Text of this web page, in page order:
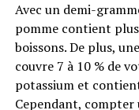
Avec un demi-
pomme contient
boissons. De plus,
couvre 7 à 10 % de
potassium et
Cependant, compter